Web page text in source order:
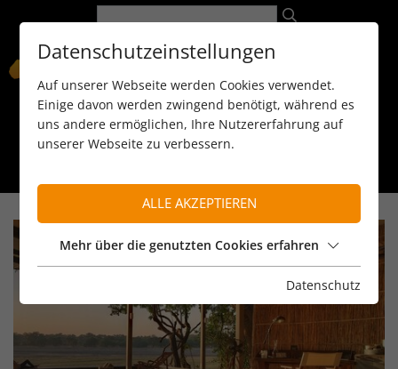
089 / 8 11 90 15
Datenschutzeinstellungen
Auf unserer Webseite werden Cookies verwendet.
Einige davon werden zwingend benötigt, während es
uns andere ermöglichen, Ihre Nutzererfahrung auf
unserer Webseite zu verbessern.
ALLE AKZEPTIEREN
Mehr über die genutzten Cookies erfahren
Datenschutz